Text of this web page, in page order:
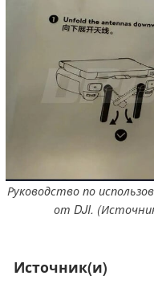
Руководство по
от DJI.
Источник(и)